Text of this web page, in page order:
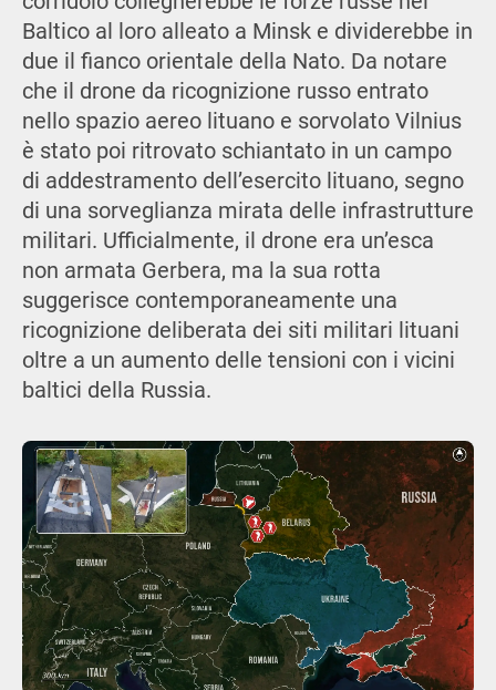
Baltico al loro alleato a Minsk e dividerebbe in
due il fianco orientale della Nato. Da notare
che il drone da ricognizione russo entrato
nello spazio aereo lituano e sorvolato Vilnius
è stato poi ritrovato schiantato in un campo
di addestramento dell’esercito lituano, segno
di una sorveglianza mirata delle infrastrutture
militari. Ufficialmente, il drone era un’esca
non armata Gerbera, ma la sua rotta
suggerisce contemporaneamente una
ricognizione deliberata dei siti militari lituani
oltre a un aumento delle tensioni con i vicini
baltici della Russia.